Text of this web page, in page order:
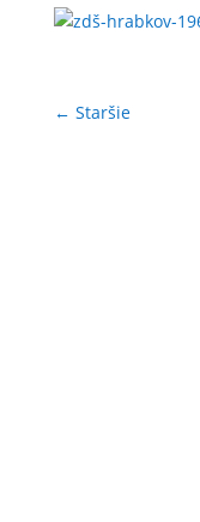
← Staršie